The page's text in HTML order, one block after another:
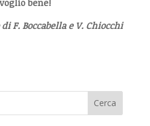
di F. Boccabella e V. Chiocchi